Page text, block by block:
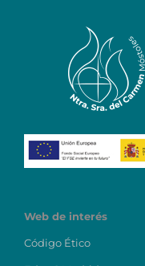
Web de interés
Código Ético